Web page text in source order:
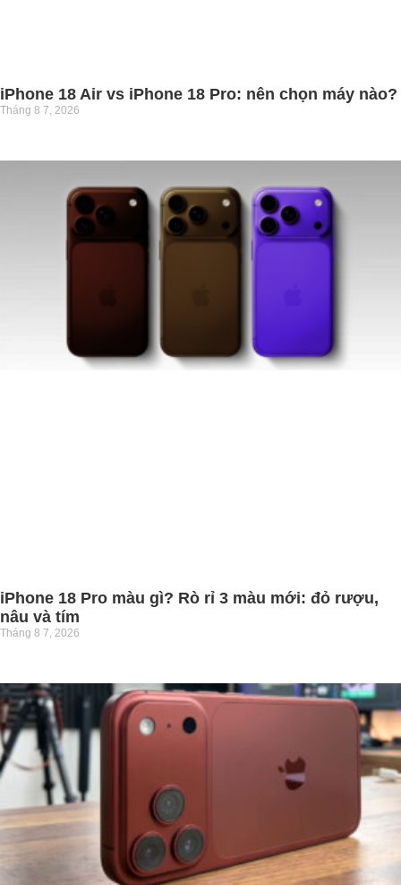
iPhone 18 Air vs iPhone 18 Pro: nên chọn máy nào?
Tháng 8 7, 2026
iPhone 18 Pro màu gì? Rò rỉ 3 màu mới: đỏ rượu,
nâu và tím
Tháng 8 7, 2026